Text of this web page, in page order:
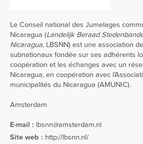
Le Conseil national des Jumelages
Nicaragua (Landelijk Beraad
Nicaragua, LBSNN) est une association
subnationaux fondée sur ses adhérents
coopération et les échanges avec un
Nicaragua, en coopération avec
municipalités du Nicaragua (AMUNIC).
Amsterdam
E-mail : lbsnn@amsterdam.nl
Site web : http://lbsnn.nl/